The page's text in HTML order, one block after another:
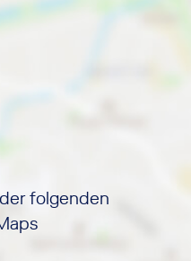
folgenden